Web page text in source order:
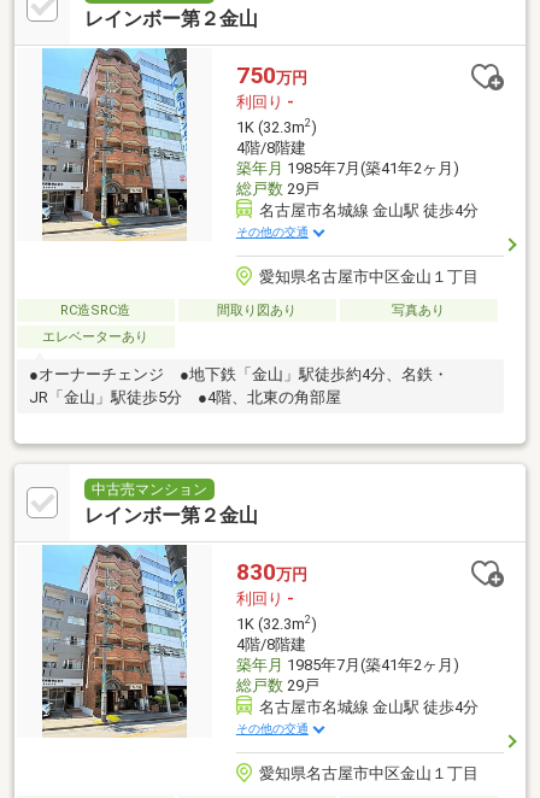
レインボー第２金山
750万円
利回り -
1K (32.3m2)
4階/8階建
築年月 1985年7月(築41年2ヶ月)
総戸数29戸
名古屋市名城線 金山駅 徒歩4分
その他の交通
愛知県名古屋市中区金山１丁目
RC造SRC造 間取り図あり
写真あり
エレベーターあり
●オーナーチェンジ ●地下鉄「金山」駅徒歩約4分、名鉄・
JR「金山」駅徒歩5分 ●4階、北東の角部屋
中古売マンション
レインボー第２金山
830万円
利回り -
1K (32.3m2)
4階/8階建
築年月 1985年7月(築41年2ヶ月)
総戸数29戸
名古屋市名城線 金山駅 徒歩4分
その他の交通
愛知県名古屋市中区金山１丁目